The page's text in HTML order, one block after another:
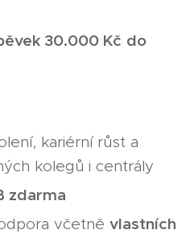
30.000 Kč do
kariérní růst a
kolegů i centrály
zdarma
včetně vlastních